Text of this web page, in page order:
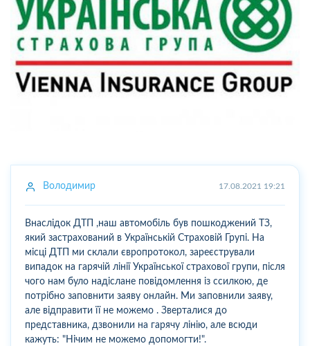
Володимир 17.08.2021 19:21
Внаслідок ДТП ,наш автомобіль був пошкоджений ТЗ,
який застрахований в Українській Страховій Групі. На
місці ДТП ми склали європротокол, зареєстрували
випадок на гарячій лінії Української страхової групи, після
чого нам було надіслане повідомлення із ссилкою, де
потрібно заповнити заяву онлайн. Ми заповнили заяву,
але відправити її не можемо . Зверталися до
представника, дзвонили на гарячу лінію, але всюди
кажуть: "Нічим не можемо допомогти!".